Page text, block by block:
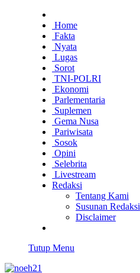
Home
Fakta
Nyata
Lugas
Sorot
TNI-POLRI
Ekonomi
Parlementaria
Suplemen
Gema Nusa
Pariwisata
Sosok
Opini
Selebrita
Livestream
Redaksi
Tentang Kami
Susunan Redaksi
Disclaimer
Tutup Menu